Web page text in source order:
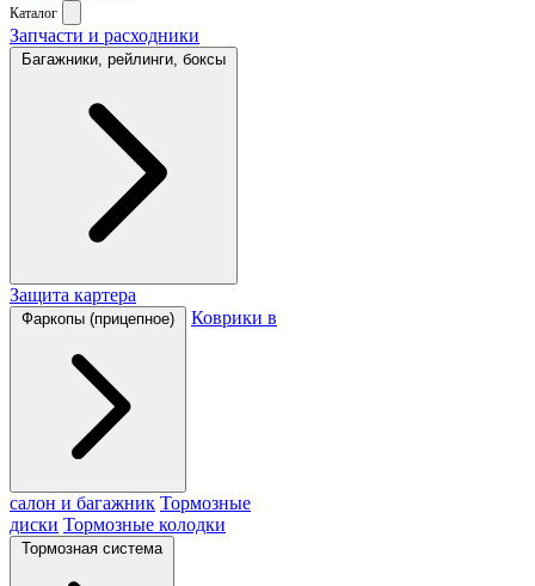
Каталог
Запчасти и расходники
Багажники, рейлинги, боксы
Защита картера
Фаркопы (прицепное) Коврики в
салон и багажник Тормозные
диски Тормозные колодки
Тормозная система